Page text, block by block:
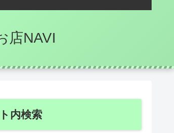
店NAVI
内検索